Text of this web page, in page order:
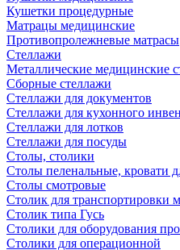
Кушетки процедурные
Матрацы медицинские
Противопролежневые матрасы
Стеллажи
Металлические медицинские
Сборные стеллажи
Стеллажи для документов
Стеллажи для кухонного
Стеллажи для лотков
Стеллажи для посуды
Столы, столики
Столы пеленальные, кровати
Столы смотровые
Столик для транспортировки
Столик типа Гусь
Столики для оборудования
Столики для операционной